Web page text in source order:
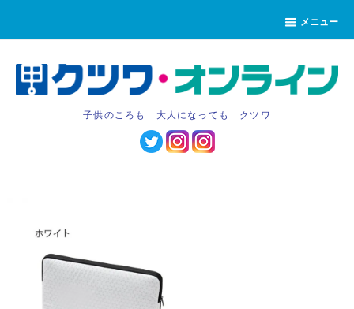
メニュー
子供のころも 大人になっても クツワ